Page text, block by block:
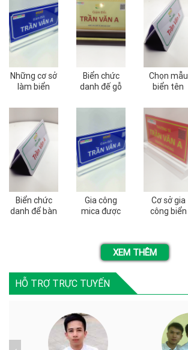
Những cơ sở
làm biển
mica chất
lượng
Biển chức
danh đế gỗ
công như
Chọn mẫu
biển tên
dành cho
trưởng
phòng
Biển chức
danh để bàn
Gia công
mica được
chức danh
Cơ sở gia
công biển
bằng mica
tại miền bắc
XEM THÊM
HỖ TRỢ TRỰC TUYẾN